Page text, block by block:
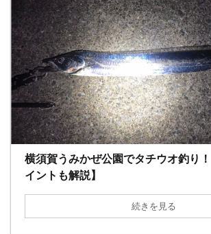
横須賀うみかぜ公園でタチウオ釣り
イントも解説】
続きを見る